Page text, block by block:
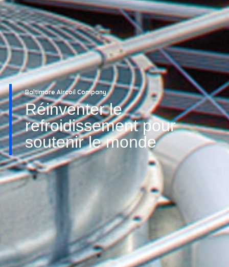
Baltimore Aircoil Company
Réinventer le
refroidissement pour
soutenir le monde